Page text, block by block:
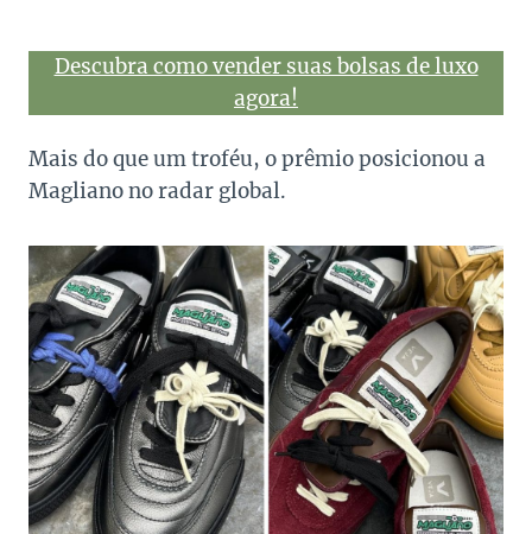
Descubra como vender suas bolsas de luxo
agora!
Mais do que um troféu, o prêmio posicionou a
Magliano no radar global.